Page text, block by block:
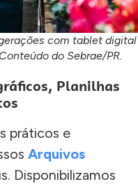
com tablet digital
do Sebrae/PR.
Planilhas
práticos e
Arquivos
Disponibilizamos